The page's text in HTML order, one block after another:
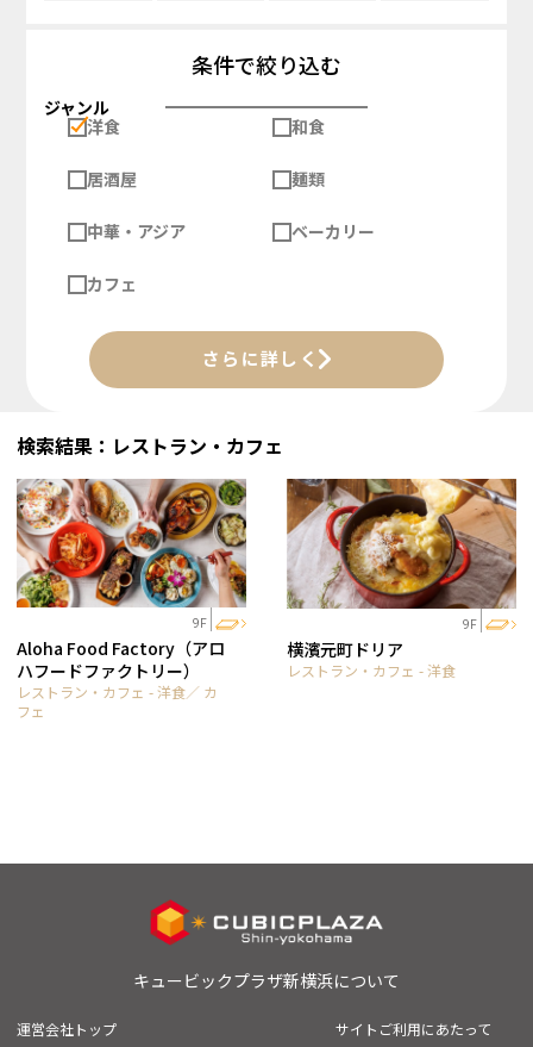
条件で絞り込む
ジャンル
洋食
和食
居酒屋 麺類
中華・アジア ベーカリー
カフェ
さらに詳しく
検索結果：レストラン・カフェ
9F
Aloha Food Factory（アロ
ハフードファクトリー）
レストラン・カフェ - 洋食／ カ
フェ
9F
横濱元町ドリア
レストラン・カフェ - 洋食
キュービックプラザ新横浜について
運営会社トップ サイトご利用にあたって